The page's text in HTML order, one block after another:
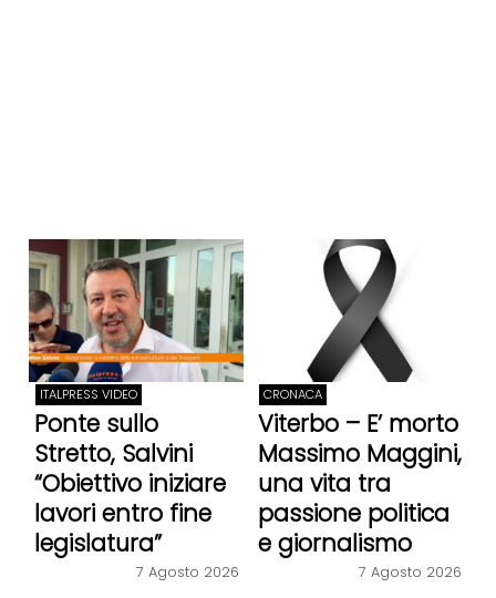
ITALPRESS VIDEO
Ponte sullo
Stretto, Salvini
“Obiettivo iniziare
lavori entro fine
legislatura”
7 Agosto 2026
CRONACA
Viterbo – E’ morto
Massimo Maggini,
una vita tra
passione politica
e giornalismo
7 Agosto 2026